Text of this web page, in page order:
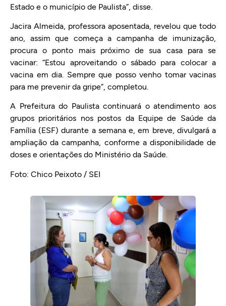
Estado e o município de Paulista”, disse.
Jacira Almeida, professora aposentada, revelou que todo
ano, assim que começa a campanha de imunização,
procura o ponto mais próximo de sua casa para se
vacinar: “Estou aproveitando o sábado para colocar a
vacina em dia. Sempre que posso venho tomar vacinas
para me prevenir da gripe”, completou.
A Prefeitura do Paulista continuará o atendimento aos
grupos prioritários nos postos da Equipe de Saúde da
Família (ESF) durante a semana e, em breve, divulgará a
ampliação da campanha, conforme a disponibilidade de
doses e orientações do Ministério da Saúde.
Foto: Chico Peixoto / SEI